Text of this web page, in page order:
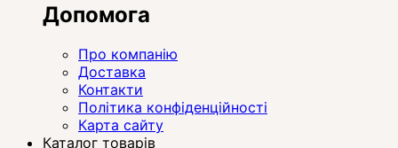
Допомога
Про компанію
Доставка
Контакти
Політика конфіденційності
Карта сайту
Каталог товарів